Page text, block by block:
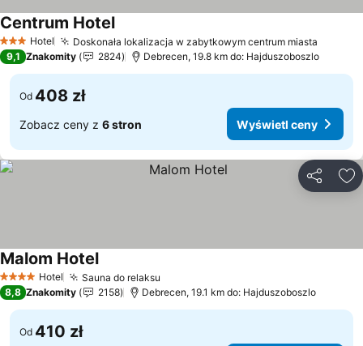
3 Kategoria
Hotel Doskonała lokalizacja w zabytkowym centrum miasta
Centrum Hotel
9,1 Znakomity 2824 Debrecen, 19.8 km do: Hajduszoboszlo
Od 408 zł
Zobacz ceny z 6 stron Wyświetl ceny
4 KategoriaHotel Sauna do relaksu
Malom Hotel
8,8 Znakomity 2158 Debrecen, 19.1 km do: Hajduszoboszlo
Od 410 zł